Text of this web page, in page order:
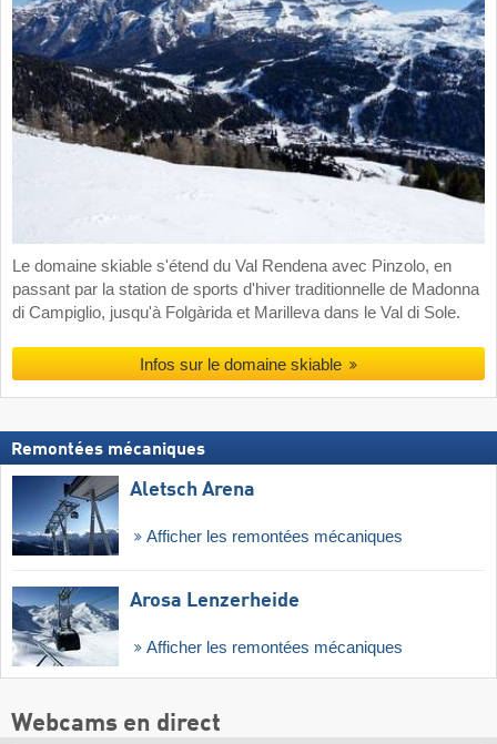
Le domaine skiable s'étend du Val Rendena avec Pinzolo, en
passant par la station de sports d'hiver traditionnelle de Madonna
di Campiglio, jusqu'à Folgàrida et Marilleva dans le Val di Sole.
Infos sur le domaine skiable
Remontées mécaniques
Aletsch Arena
Afficher les remontées mécaniques
Arosa Lenzerheide
Afficher les remontées mécaniques
Webcams en direct